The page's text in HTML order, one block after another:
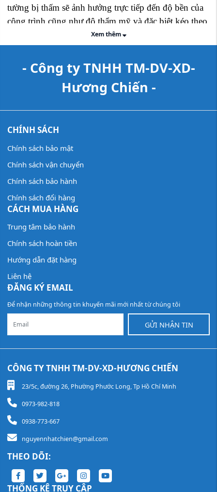
tường bị thấm sẽ ảnh hưởng trực tiếp đến độ bền của
công trình cũng như độ thẩm mỹ và đặc biệt kéo theo
các vật liệu liên quan kết cấu tường sẽ nhanh hỏng. Hi
vọng bài viết dưới đây giải tỏa nỗi lo đó
Xem thêm
- Công ty TNHH TM-DV-XD-
Hương Chiến -
CHÍNH SÁCH
Chính sách bảo mật
Chính sách vận chuyển
Chính sách bảo hành
Chính sách đổi hàng
CÁCH MUA HÀNG
Trung tâm bảo hành
Chính sách hoàn tiền
Hướng dẫn đặt hàng
Liên hệ
ĐĂNG KÝ EMAIL
Để nhận những thông tin khuyến mãi mới nhất từ chúng tôi
GỬI NHẬN TIN
CÔNG TY TNHH TM-DV-XD-HƯƠNG CHIẾN
23/5c, đường 26, Phường Phước Long, Tp Hồ Chí Minh
0973-982-818
0938-773-667
nguyennhatchien@gmail.com
THEO DÕI:
THỐNG KÊ TRUY CẬP